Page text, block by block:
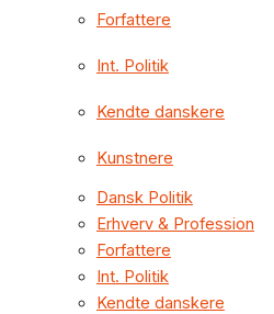
Forfattere
Int. Politik
Kendte danskere
Kunstnere
Dansk Politik
Erhverv & Profession
Forfattere
Int. Politik
Kendte danskere